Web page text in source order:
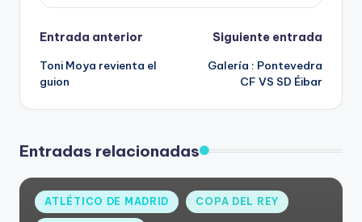
Entrada anterior
Toni Moya revienta el
guion
Siguiente entrada
Galería : Pontevedra
CF VS SD Éibar
Entradas relacionadas
ATLÉTICO DE MADRID COPA DEL REY